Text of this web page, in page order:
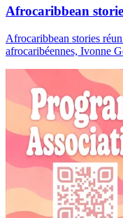
Afrocaribbean
Afrocaribbean stories
afrocaribéennes, Ivonne